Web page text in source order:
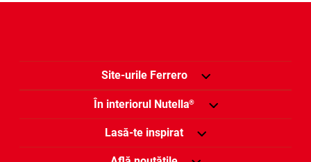
Site-urile Ferrero
În interiorul Nutella®
Lasă-te inspirat